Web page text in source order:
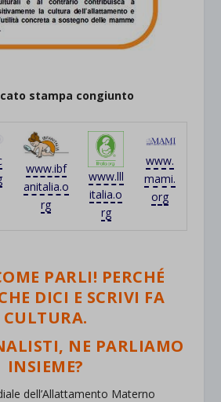
stampa congiunto
www.ibf
anitalia.o
rg
www.lll
italia.o
rg
www.
mami.
org
PARLI! PERCHÉ
DICI E SCRIVI FA
CULTURA.
NE PARLIAMO
INSIEME?
dell’Allattamento Materno